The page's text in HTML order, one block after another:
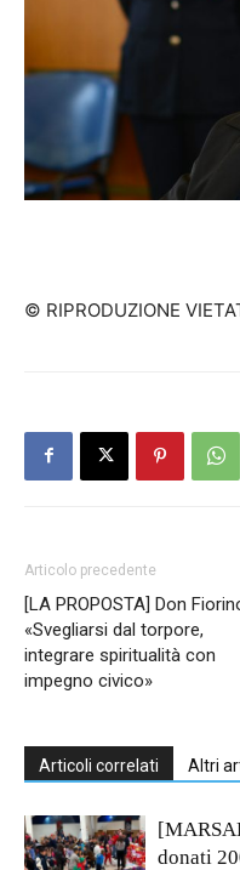
© RIPRODUZIONE
Articolo precedente
[LA PROPOSTA] Don
«Svegliarsi dal torpore,
integrare spiritualità con
impegno civico»
Articoli correlati Altri
donati